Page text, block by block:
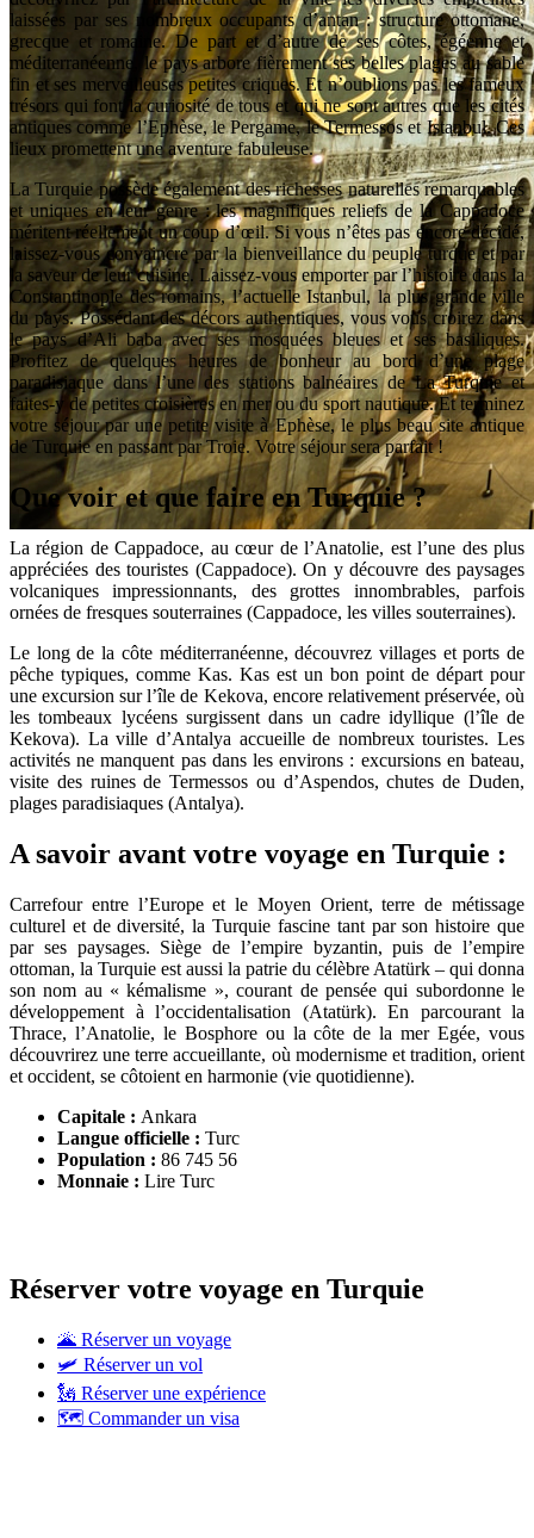
Voyage en Turquie que voir et
que faire ?
Notre guide de voyage pour la destination
de la Turquie
laissées par ses nombreux occupants d’antan : structure ottomane,
grecque et romaine. De part et d’autre de ses côtes, égéenne et
méditerranéenne, le pays arbore fièrement ses belles plages au sable
fin et ses merveilleuses petites criques. Et n’oublions pas les fameux
trésors qui font la curiosité de tous et qui ne sont autres que les cités
antiques comme l’Ephèse, le Pergame, le Termessos et Istanbul. Ces
lieux promettent une aventure fabuleuse.
La Turquie possède également des richesses naturelles remarquables
et uniques en leur genre : les magnifiques reliefs de la Cappadoce
méritent réellement un coup d’œil. Si vous n’êtes pas encore décidé,
laissez-vous convaincre par la bienveillance du peuple turque et par
la saveur de leur cuisine. Laissez-vous emporter par l’histoire dans la
Constantinople des romains, l’actuelle Istanbul, la plus grande ville
du pays. Possédant des décors authentiques, vous vous croirez dans
le pays d’Ali baba avec ses mosquées bleues et ses basiliques.
Profitez de quelques heures de bonheur au bord d’une plage
paradisiaque dans l’une des stations balnéaires de La Turquie et
faites-y de petites croisières en mer ou du sport nautique. Et terminez
votre séjour par une petite visite à Ephèse, le plus beau site antique
de Turquie en passant par Troie. Votre séjour sera parfait !
Que voir et que faire en Turquie ?
La région de Cappadoce, au cœur de l’Anatolie, est l’une des plus
appréciées des touristes (Cappadoce). On y découvre des paysages
volcaniques impressionnants, des grottes innombrables, parfois
ornées de fresques souterraines (Cappadoce, les villes souterraines).
Le long de la côte méditerranéenne, découvrez villages et ports de
pêche typiques, comme Kas. Kas est un bon point de départ pour
une excursion sur l’île de Kekova, encore relativement préservée, où
les tombeaux lycéens surgissent dans un cadre idyllique (l’île de
Kekova). La ville d’Antalya accueille de nombreux touristes. Les
activités ne manquent pas dans les environs : excursions en bateau,
visite des ruines de Termessos ou d’Aspendos, chutes de Duden,
plages paradisiaques (Antalya).
A savoir avant votre voyage en Turquie :
Carrefour entre l’Europe et le Moyen Orient, terre de métissage
culturel et de diversité, la Turquie fascine tant par son histoire que
par ses paysages. Siège de l’empire byzantin, puis de l’empire
ottoman, la Turquie est aussi la patrie du célèbre Atatürk – qui donna
son nom au « kémalisme », courant de pensée qui subordonne le
développement à l’occidentalisation (Atatürk). En parcourant la
Thrace, l’Anatolie, le Bosphore ou la côte de la mer Egée, vous
découvrirez une terre accueillante, où modernisme et tradition, orient
et occident, se côtoient en harmonie (vie quotidienne).
Capitale : Ankara
Langue officielle : Turc
Population : 86 745 56
Monnaie : Lire Turc
Réserver votre voyage en Turquie
🌋 Réserver un voyage
🛩 Réserver un vol
🗽 Réserver une expérience
🗺 Commander un visa